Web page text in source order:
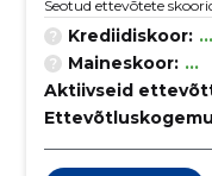
Seotud ettevõtete
Krediidiskoor: ...
Maineskoor: ...
Aktiivseid